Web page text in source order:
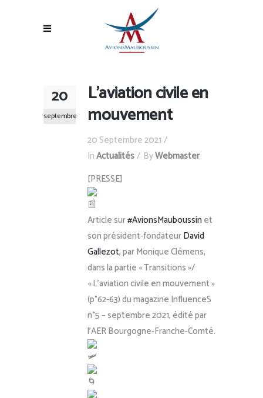
20
septembre
L’aviation civile en
mouvement
20 Septembre 2021
InActualités ByWebmaster
[PRESSE]
Article sur#AvionsMauboussinet
son président-fondateurDavid
Gallezot, par Monique Clémens,
dans la partie « Transitions »/
« L’aviation civile en mouvement »
(p°62-63) du magazine InfluenceS
n°5 – septembre 2021, édité par
l’AER Bourgogne-Franche-Comté.